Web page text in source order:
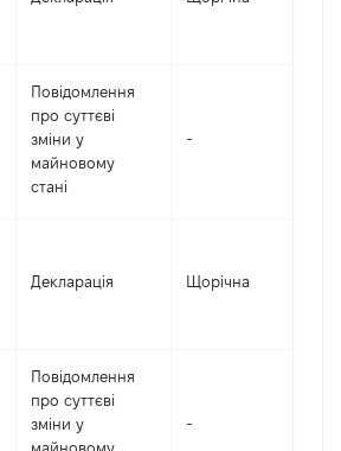
Повідомлення
про суттєві
зміни y
майновому
стані
-
Декларація Щорічна
Повідомлення
про суттєві
зміни y
майновому
-